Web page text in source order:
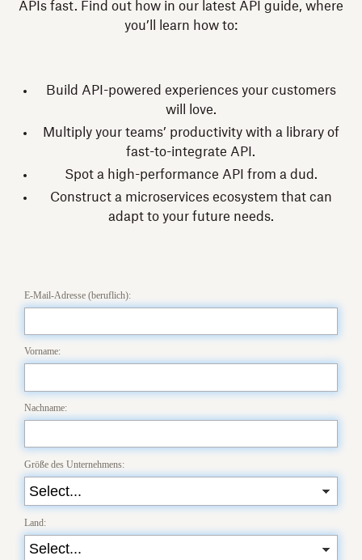
APIs fast. Find out how in our latest API guide, where
you’ll learn how to:
Build API-powered experiences your customers
will love.
Multiply your teams’ productivity with a library of
fast-to-integrate API.
Spot a high-performance API from a dud.
Construct a microservices ecosystem that can
adapt to your future needs.
E-Mail-Adresse (beruflich):
Vorname:
Nachname:
Größe des Unternehmens:
Land: